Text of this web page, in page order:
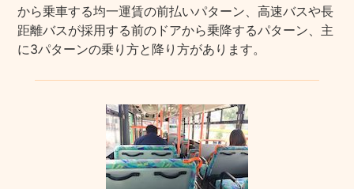
から乗車する均一運賃の前払いパターン、高速バスや長
距離バスが採用する前のドアから乗降するパターン、主
に3パターンの乗り方と降り方があります。